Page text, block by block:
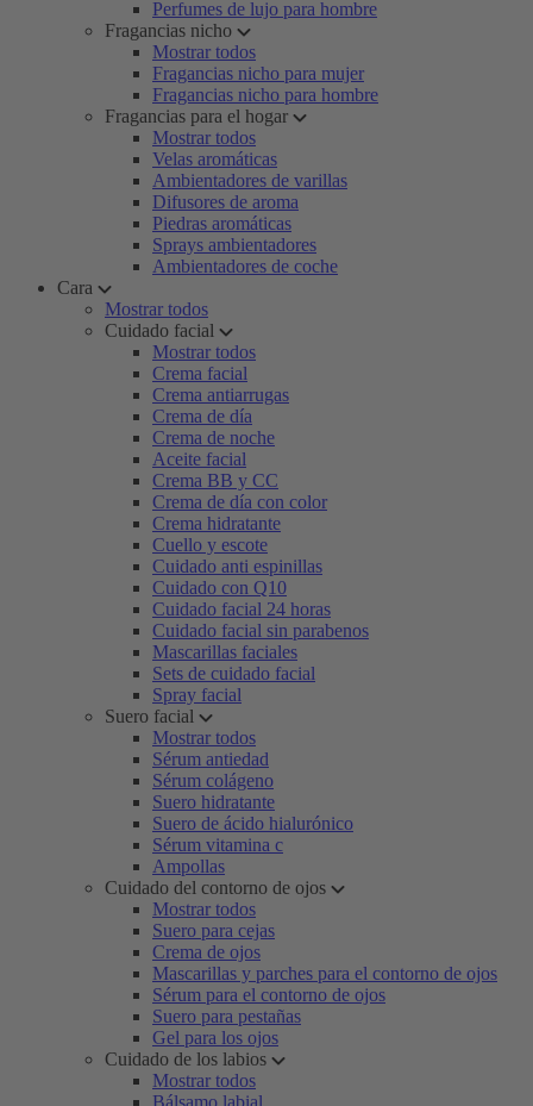
Perfumes de lujo para hombre
Fragancias nicho
Mostrar todos
Fragancias nicho para mujer
Fragancias nicho para hombre
Fragancias para el hogar
Mostrar todos
Velas aromáticas
Ambientadores de varillas
Difusores de aroma
Piedras aromáticas
Sprays ambientadores
Ambientadores de coche
Cara
Mostrar todos
Cuidado facial
Mostrar todos
Crema facial
Crema antiarrugas
Crema de día
Crema de noche
Aceite facial
Crema BB y CC
Crema de día con color
Crema hidratante
Cuello y escote
Cuidado anti espinillas
Cuidado con Q10
Cuidado facial 24 horas
Cuidado facial sin parabenos
Mascarillas faciales
Sets de cuidado facial
Spray facial
Suero facial
Mostrar todos
Sérum antiedad
Sérum colágeno
Suero hidratante
Suero de ácido hialurónico
Sérum vitamina c
Ampollas
Cuidado del contorno de ojos
Mostrar todos
Suero para cejas
Crema de ojos
Mascarillas y parches para el contorno de ojos
Sérum para el contorno de ojos
Suero para pestañas
Gel para los ojos
Cuidado de los labios
Mostrar todos
Bálsamo labial